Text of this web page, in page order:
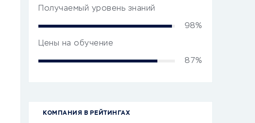
Получаемый уровень знаний
98%
Цены на обучение
87%
КОМПАНИЯ В РЕЙТИНГАХ